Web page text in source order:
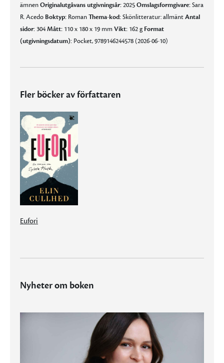
ämnenOriginalutgåvans utgivningsår:2025Omslagsformgivare:Sara
R. Acedo Boktyp: RomanThema-kod:Skönlitteratur: allmäntAntal
sidor:304Mått: 110 x 180 x 19 mmVikt: 162 g Format
(utgivningsdatum): Pocket, 9789146244578 (2026-06-10)
Fler böcker av författaren
Eufori
Nyheter om boken